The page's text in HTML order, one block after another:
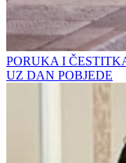
PORUKA I
UZ DAN POBJEDE